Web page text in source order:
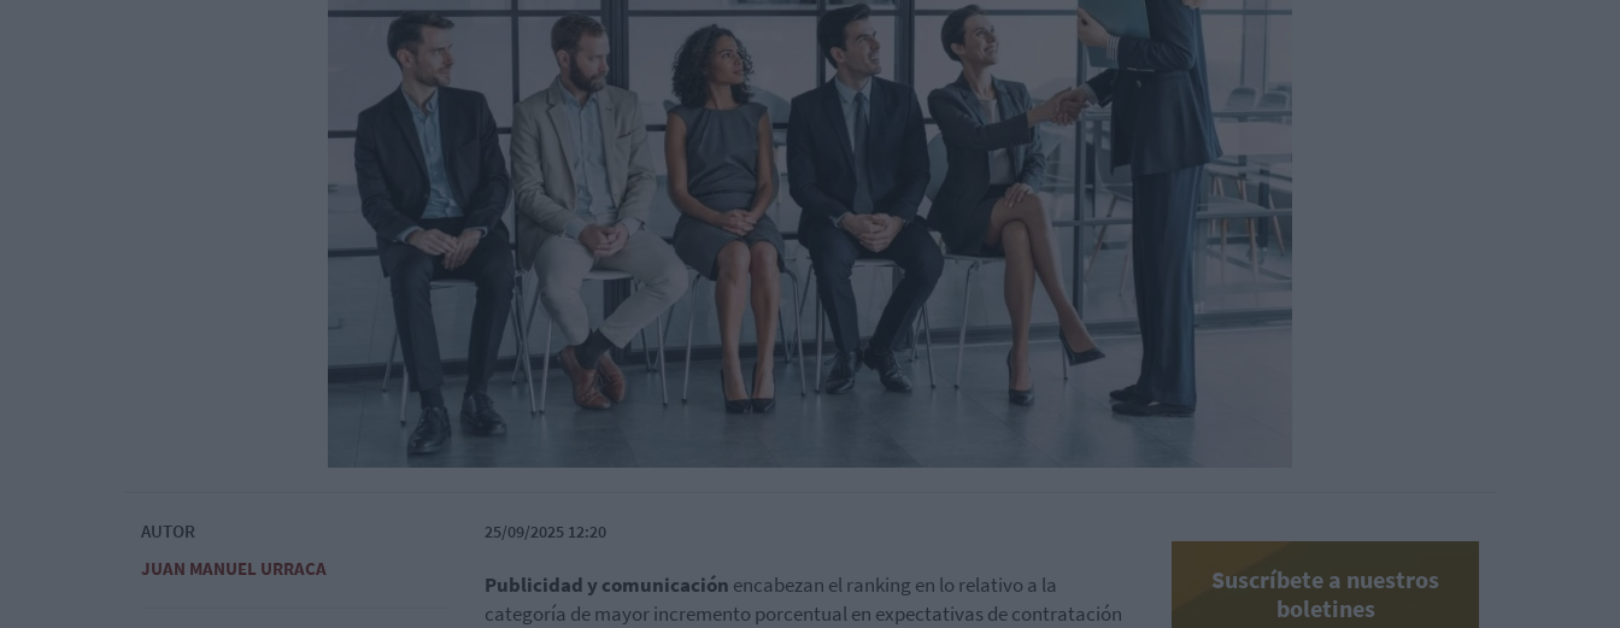
AUTOR
JUAN MANUEL URRACA
25/09/2025 12:20
Publicidad y comunicación encabezan el ranking en lo relativo a la
categoría de mayor incremento porcentual en expectativas de contratación
Suscríbete a nuestros
boletines